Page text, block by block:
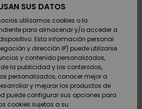
Zapatos y
chanclas
Surf
Snow
Zapatos y
chanclas
Surf
Snow
Destacados
Snow
Highlights
Comunidad
Snow Niños
Tienda
Snow Mujer
Destacados
Outlet
Mujer
Devoluciones
Pago
Tarjeta de
regalo
Quiksilver
Freedom
SUS DATOS
utilizamos cookies o la
para almacenar y/o acceder a
Esta información personal
y dirección IP) puede utilizarse
y contenido personalizados,
la publicidad y los contenidos,
personalizados, conocer mejor a
y mejorar los productos de
puede configurar sus opciones para
cookies sujetas a su